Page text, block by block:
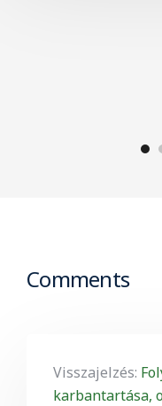
Comments
Visszajelzés:
karbantartása,